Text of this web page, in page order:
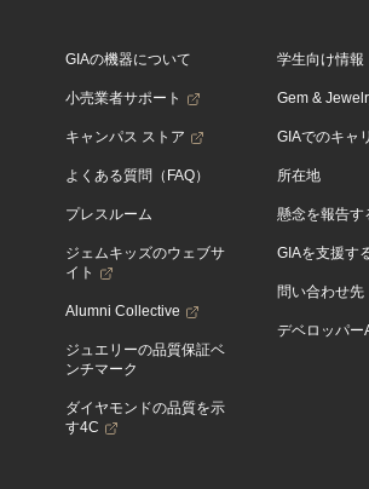
GIAの機器について
小売業者サポート
キャンパス ストア
よくある質問（FAQ）
プレスルーム
ジェムキッズのウェブサ
イト
Alumni Collective
ジュエリーの品質保証ベ
ンチマーク
ダイヤモンドの品質を示
す4C
学生向け情報
Gem &
GIAでのキャ
所在地
懸念を報告す
GIAを支援す
問い合わせ先
デベロッパー